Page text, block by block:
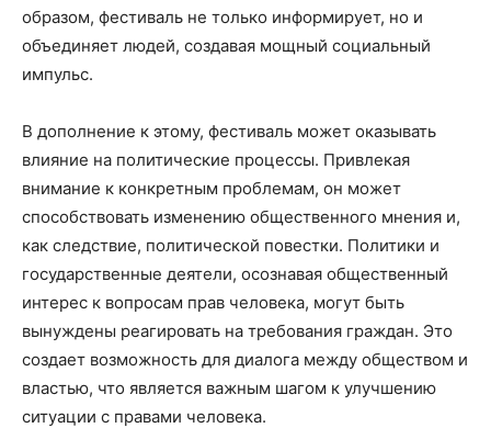
образом, фестиваль не только информирует, но и
объединяет людей, создавая мощный социальный
импульс.
В дополнение к этому, фестиваль может оказывать
влияние на политические процессы. Привлекая
внимание к конкретным проблемам, он может
способствовать изменению общественного мнения и,
как следствие, политической повестки. Политики и
государственные деятели, осознавая общественный
интерес к вопросам прав человека, могут быть
вынуждены реагировать на требования граждан. Это
создает возможность для диалога между обществом и
властью, что является важным шагом к улучшению
ситуации с правами человека.